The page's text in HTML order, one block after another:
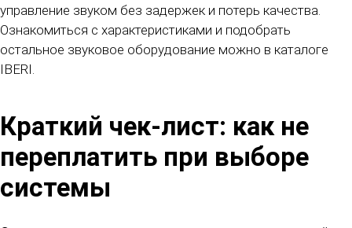
управление звуком без задержек и потерь качества.
Ознакомиться с характеристиками и подобрать
остальное звуковое оборудование можно в каталоге
IBERI.
Краткий чек-лист: как не
переплатить при выборе
системы